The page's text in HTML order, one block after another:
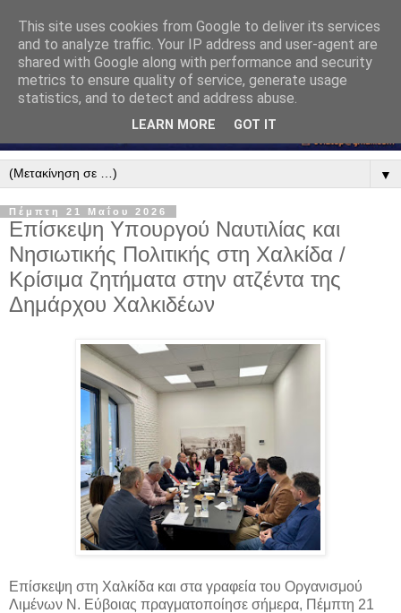
▼
Πέμπτη 21 Μαΐου 2026
Επίσκεψη Υπουργού Ναυτιλίας και
Νησιωτικής Πολιτικής στη Χαλκίδα /
Κρίσιμα ζητήματα στην ατζέντα της
Δημάρχου Χαλκιδέων
Επίσκεψη στη Χαλκίδα και στα γραφεία του Οργανισμού
Λιμένων Ν. Εύβοιας πραγματοποίησε σήμερα, Πέμπτη 21
This site uses cookies from Google to deliver its services
and to analyze traffic. Your IP address and user-agent are
shared with Google along with performance and security
metrics to ensure quality of service, generate usage
statistics, and to detect and address abuse.
LEARN MORE GOT IT